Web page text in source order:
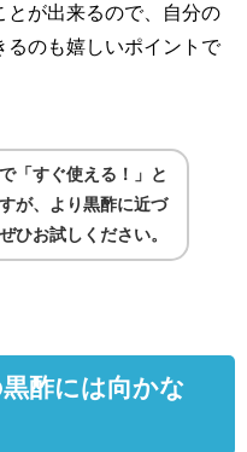
とが出来るので、自分の
るのも嬉しいポイントで
「すぐ使える！」と
が、より黒酢に近づ
ひお試しください。
酢には向かな